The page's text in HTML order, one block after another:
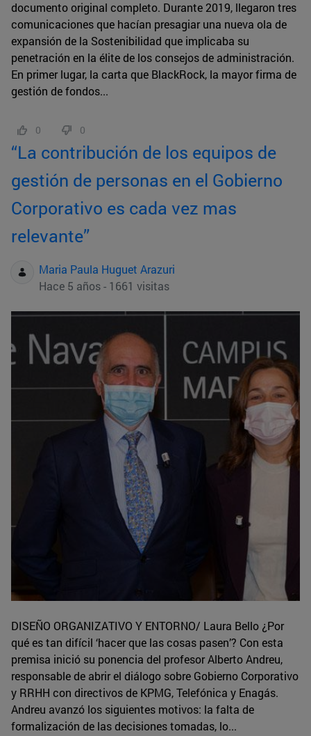
documento original completo. Durante 2019, llegaron tres
comunicaciones que hacían presagiar una nueva ola de
expansión de la Sostenibilidad que implicaba su
penetración en la élite de los consejos de administración.
En primer lugar, la carta que BlackRock, la mayor firma de
gestión de fondos...
0 0
“La contribución de los equipos de
gestión de personas en el Gobierno
Corporativo es cada vez mas
relevante”
Maria Paula Huguet Arazuri
Hace 5 años - 1661 visitas
DISEÑO ORGANIZATIVO Y ENTORNO/ Laura Bello ¿Por
qué es tan difícil ‘hacer que las cosas pasen’? Con esta
premisa inició su ponencia del profesor Alberto Andreu,
responsable de abrir el diálogo sobre Gobierno Corporativo
y RRHH con directivos de KPMG, Telefónica y Enagás.
Andreu avanzó los siguientes motivos: la falta de
formalización de las decisiones tomadas, lo...